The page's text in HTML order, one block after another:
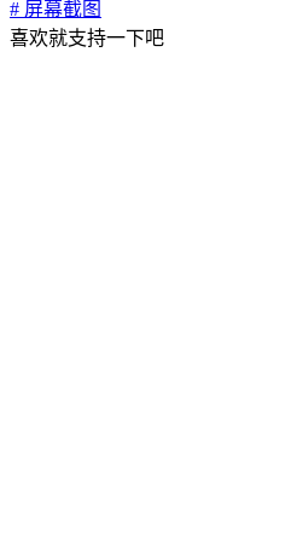
# 屏幕截图
喜欢就支持一下吧